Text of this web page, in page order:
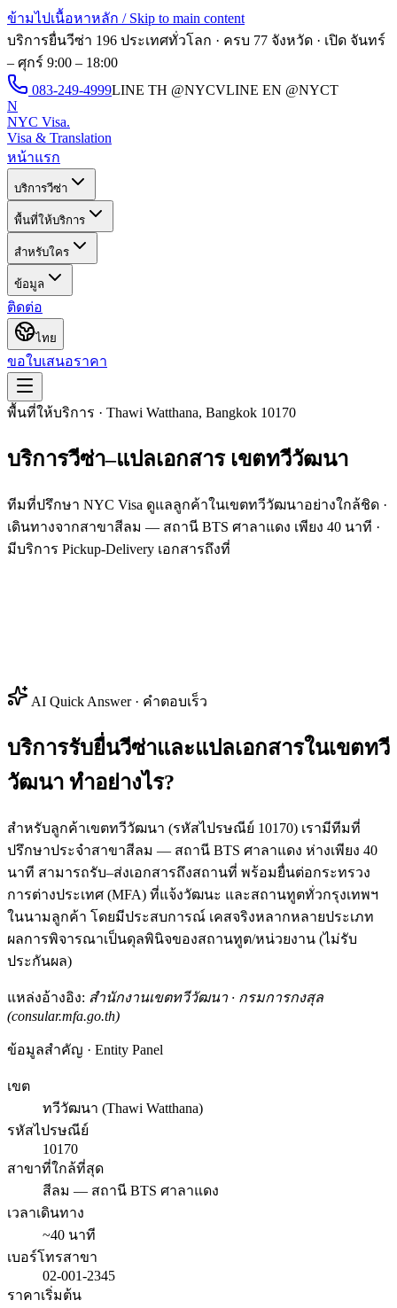
ข้ามไปเนื้อหาหลัก / Skip to main content
บริการยื่นวีซ่า 196 ประเทศทั่วโลก · ครบ 77 จังหวัด · เปิด จันทร์
– ศุกร์ 9:00 – 18:00
083-249-4999LINE TH @NYCVLINE EN @NYCT
N
NYC Visa.
Visa & Translation
หน้าแรก
บริการวีซ่า
พื้นที่ให้บริการ
สำหรับใคร
ข้อมูล
ติดต่อ
ไทย
ขอใบเสนอราคา
พื้นที่ให้บริการ · Thawi Watthana, Bangkok 10170
บริการวีซ่า–แปลเอกสาร เขตทวีวัฒนา
ทีมที่ปรึกษา NYC Visa ดูแลลูกค้าในเขตทวีวัฒนาอย่างใกล้ชิด ·
เดินทางจากสาขาสีลม — สถานี BTS ศาลาแดง เพียง 40 นาที ·
มีบริการ Pickup-Delivery เอกสารถึงที่
AI Quick Answer · คำตอบเร็ว
บริการรับยื่นวีซ่าและแปลเอกสารในเขตทวี
วัฒนา ทำอย่างไร?
สำหรับลูกค้าเขตทวีวัฒนา (รหัสไปรษณีย์ 10170) เรามีทีมที่
ปรึกษาประจำสาขาสีลม — สถานี BTS ศาลาแดง ห่างเพียง 40
นาที สามารถรับ–ส่งเอกสารถึงสถานที่ พร้อมยื่นต่อกระทรวง
การต่างประเทศ (MFA) ที่แจ้งวัฒนะ และสถานทูตทั่วกรุงเทพฯ
ในนามลูกค้า โดยมีประสบการณ์ เคสจริงหลากหลายประเภท
ผลการพิจารณาเป็นดุลพินิจของสถานทูต/หน่วยงาน (ไม่รับ
ประกันผล)
แหล่งอ้างอิง: สำนักงานเขตทวีวัฒนา · กรมการกงสุล
(consular.mfa.go.th)
ข้อมูลสำคัญ · Entity Panel
เขต
ทวีวัฒนา (Thawi Watthana)
รหัสไปรษณีย์
10170
สาขาที่ใกล้ที่สุด
สีลม — สถานี BTS ศาลาแดง
เวลาเดินทาง
~40 นาที
เบอร์โทรสาขา
02-001-2345
ราคาเริ่มต้น